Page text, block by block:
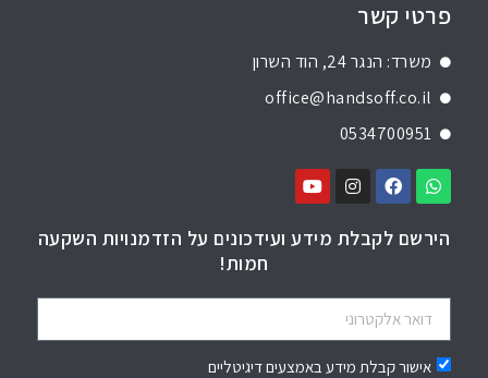
פרטי קשר
משרד: הנגר 24, הוד השרון
office@handsoff.co.il
0534700951
הירשם לקבלת מידע ועידכונים על הזדמנויות השקעה
חמות!
אישור קבלת מידע באמצעים דיגיטליים